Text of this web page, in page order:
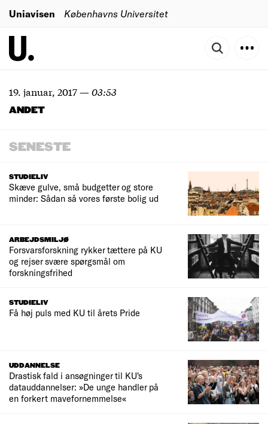
Uniavisen Københavns Universitet
19. januar, 2017—03:53
ANDET
SENESTE
STUDIELIV
Skæve gulve, små budgetter og store
minder: Sådan så vores første bolig ud
ARBEJDSMILJØ
Forsvarsforskning rykker tættere på KU
og rejser svære spørgsmål om
forskningsfrihed
STUDIELIV
Få høj puls med KU til årets Pride
UDDANNELSE
Drastisk fald i ansøgninger til KU's
datauddannelser: »De unge handler på
en forkert mavefornemmelse«